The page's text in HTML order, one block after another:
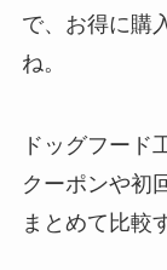
で、お得に購
ね。
ドッグフード
クーポンや初
まとめて比較